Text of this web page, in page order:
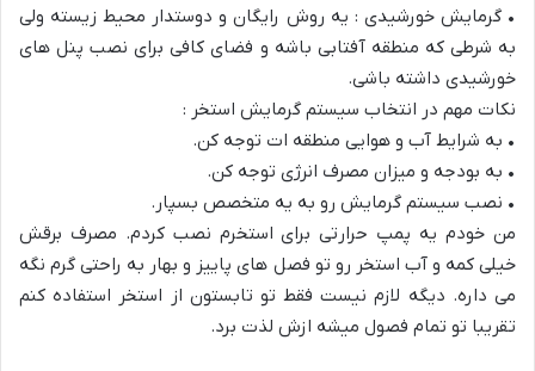
• گرمایش خورشیدی : یه روش رایگان و دوستدار محیط زیسته ولی
به شرطی که منطقه آفتابی باشه و فضای کافی برای نصب پنل های
خورشیدی داشته باشی.
نکات مهم در انتخاب سیستم گرمایش استخر :
• به شرایط آب و هوایی منطقه ات توجه کن.
• به بودجه و میزان مصرف انرژی توجه کن.
• نصب سیستم گرمایش رو به یه متخصص بسپار.
من خودم یه پمپ حرارتی برای استخرم نصب کردم. مصرف برقش
خیلی کمه و آب استخر رو تو فصل های پاییز و بهار به راحتی گرم نگه
می داره. دیگه لازم نیست فقط تو تابستون از استخر استفاده کنم
تقریبا تو تمام فصول میشه ازش لذت برد.